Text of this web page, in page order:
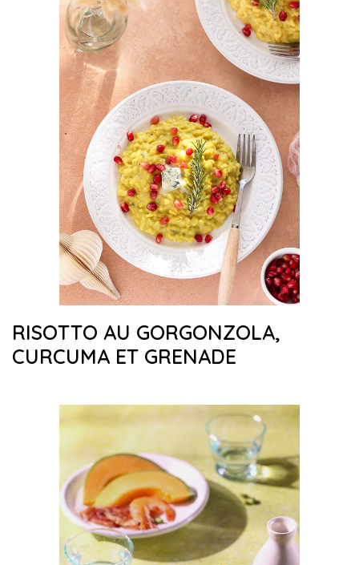
RISOTTO AU GORGONZOLA,
CURCUMA ET GRENADE